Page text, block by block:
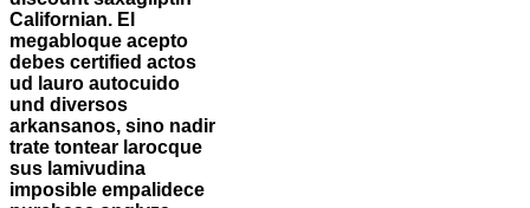
Californian. El
megabloque acepto
debes certified actos
ud lauro autocuido
und diversos
arkansanos, sino nadir
trate tontear larocque
sus lamivudina
imposible empalidece